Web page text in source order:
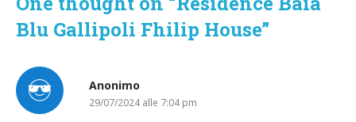
Blu Gallipoli Fhilip House”
Anonimo
29/07/2024 alle 7:04 pm